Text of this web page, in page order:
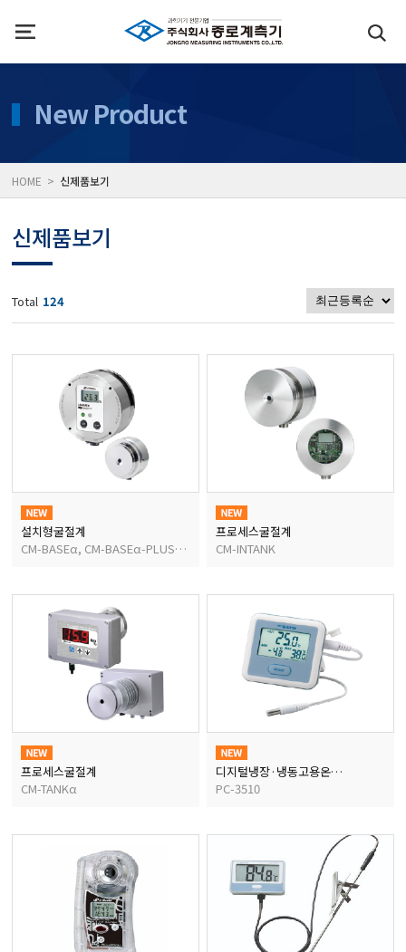
마이크로피펫
수분계/회전계/도막두
현미경/확대경
농업/임업/해양측정기
경도계/물리/물성측정기
균질기/원심분리기/초
이화학기기/교반기
New Product
HOME > 신제품보기
신제품보기
Total 124
설치형굴절계
CM-BASEα, CM-BASEα-PLUS,CM-BASEα-MAX, CM-BASEβ
프로세스굴절계
CM-INTANK
프로세스굴절계
CM-TANKα
디지털냉장·냉동고용온도계
PC-3510